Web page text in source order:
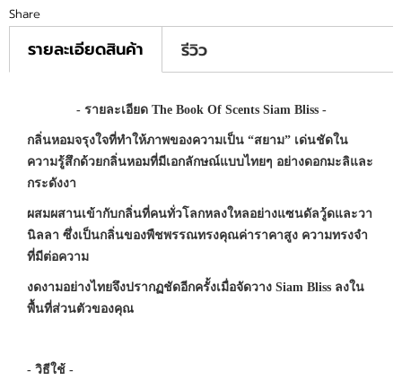
Share
รายละเอียดสินค้า รีวิว
- รายละเอียด The Book Of Scents Siam Bliss -
กลิ่นหอมจรุงใจที่ทำให้ภาพของความเป็น “สยาม” เด่นชัดใน
ความรู้สึกด้วยกลิ่นหอมที่มีเอกลักษณ์แบบไทยๆ อย่างดอกมะลิและ
กระดังงา
ผสมผสานเข้ากับกลิ่นที่คนทั่วโลกหลงใหลอย่างแซนดัลวู้ดและวา
นิลลา ซึ่งเป็นกลิ่นของพืชพรรณทรงคุณค่าราคาสูง ความทรงจำ
ที่มีต่อความ
งดงามอย่างไทยจึงปรากฏชัดอีกครั้งเมื่อจัดวาง Siam Bliss ลงใน
พื้นที่ส่วนตัวของคุณ
- วิธีใช้ -